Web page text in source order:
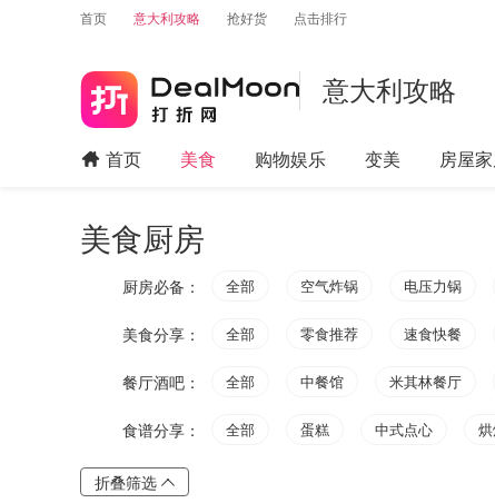
首页 意大利攻略 抢好货 点击排行
意大利攻略
首页 美食 购物娱乐 变美 房屋
美食厨房
厨房必备： 全部 空气炸锅 电压力锅
美食分享： 全部 零食推荐 速食快餐
餐厅酒吧： 全部 中餐馆 米其林餐厅
食谱分享： 全部 蛋糕 中式点心
折叠筛选